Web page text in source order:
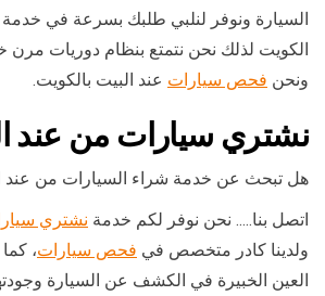
السيارة ونوفر لنلبي طلبك بسرعة في
الكويت لذلك نحن نتمتع بنظام دوريات مرن خدمة
ونحن فحص سيارات عند البيت بالكويت.
نشتري سيارات من عند
هل تبحث عن خدمة شراء السيارات من عند
اتصل بنا….. نحن نوفر لكم خدمة نشتري
ولدينا كادر متخصص في فحص سيارات، كما
العين الخبيرة في الكشف عن السيارة